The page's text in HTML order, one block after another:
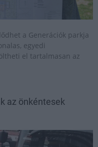
a Generációk parkja
egyedi
el tartalmasan az
az önkéntesek